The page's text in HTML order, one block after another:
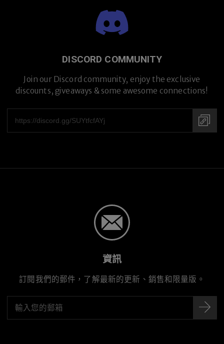
DISCORD COMMUNITY
Join our Discord community, enjoy the exclusive
discounts, giveaways & some awesome connections!
資訊
訂閱我們的郵件，了解最新的更新、銷售和限量版。